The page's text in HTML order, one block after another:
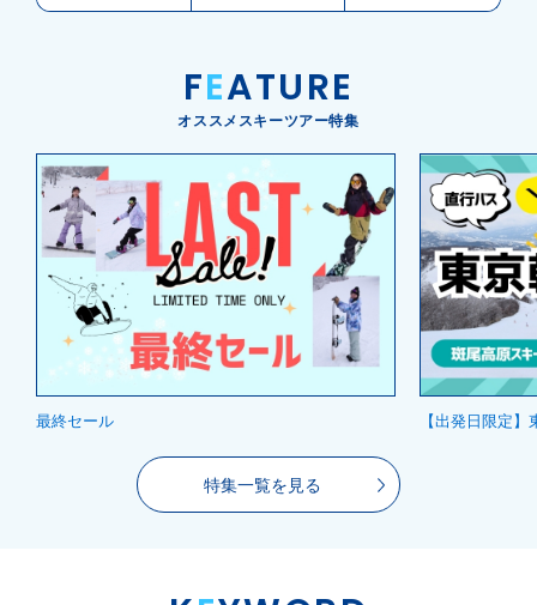
FEATURE
オススメスキーツアー特集
最終セール 【出発日限定
特集一覧を見る